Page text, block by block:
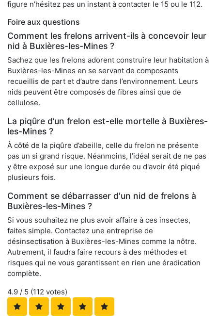
figure n’hésitez pas un instant à contacter le 15 ou le 112.
Foire aux questions
Comment les frelons arrivent-ils à concevoir leur
nid à Buxières-les-Mines ?
Sachez que les frelons adorent construire leur habitation à
Buxières-les-Mines en se servant de composants
recueillis de part et d’autre dans l’environnement. Leurs
nids peuvent être composés de fibres ainsi que de
cellulose.
La piqûre d’un frelon est-elle mortelle à Buxières-
les-Mines ?
À côté de la piqûre d’abeille, celle du frelon ne présente
pas un si grand risque. Néanmoins, l’idéal serait de ne pas
y être exposé sur une longue durée ou d'avoir été piqué
plusieurs fois.
Comment se débarrasser d'un nid de frelons à
Buxières-les-Mines ?
Si vous souhaitez ne plus avoir affaire à ces insectes,
faites simple. Contactez une entreprise de
désinsectisation à Buxières-les-Mines comme la nôtre.
Autrement, il faudra faire recours à des méthodes et
risques qui ne vous garantissent en rien une éradication
complète.
4.9 / 5 (112 votes)